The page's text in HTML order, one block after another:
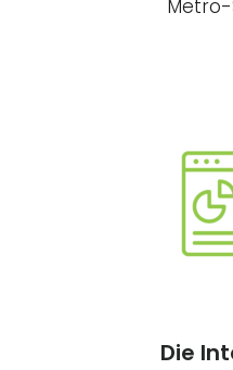
Die